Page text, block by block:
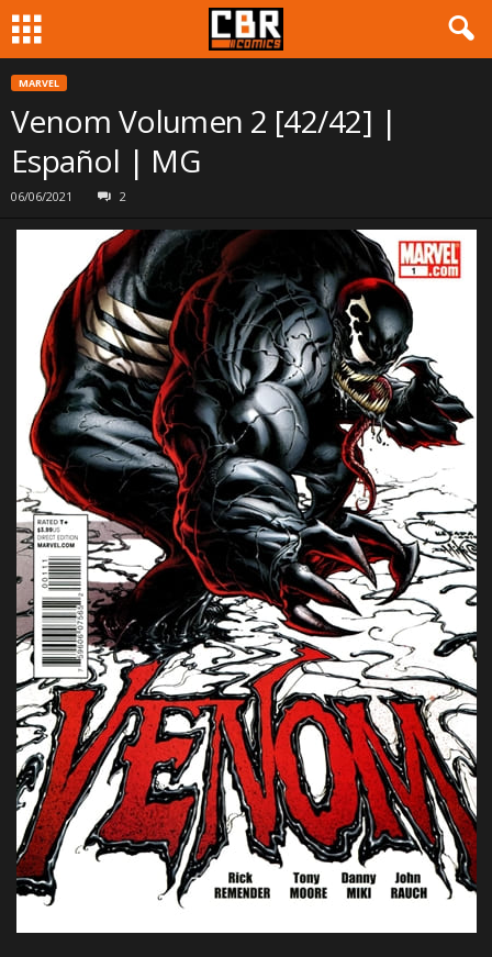
MARVEL
Venom Volumen 2 [42/42] |
Español | MG
06/06/2021 2